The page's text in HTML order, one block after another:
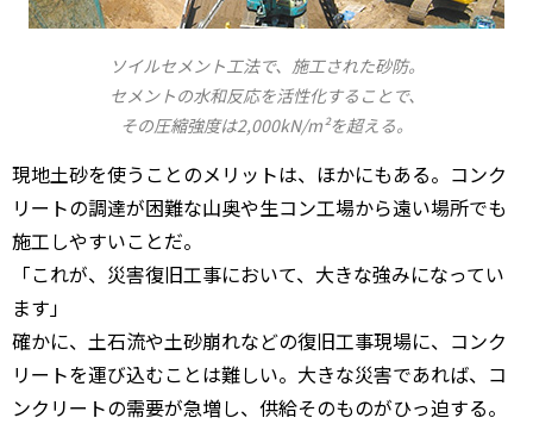
ソイルセメント工法で、施工された砂防。
セメントの水和反応を活性化することで、
その圧縮強度は2,000kN/m²を超える。
現地土砂を使うことのメリットは、ほかにもある。コンク
リートの調達が困難な山奥や生コン工場から遠い場所でも
施工しやすいことだ。
「これが、災害復旧工事において、大きな強みになってい
ます」
確かに、土石流や土砂崩れなどの復旧工事現場に、コンク
リートを運び込むことは難しい。大きな災害であれば、コ
ンクリートの需要が急増し、供給そのものがひっ迫する。